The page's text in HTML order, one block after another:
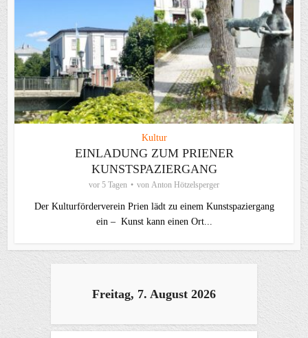
Kultur
EINLADUNG ZUM PRIENER
KUNSTSPAZIERGANG
vor 5 Tagen von Anton Hötzelsperger
Der Kulturförderverein Prien lädt zu einem Kunstspaziergang
ein – Kunst kann einen Ort...
Freitag, 7. August 2026